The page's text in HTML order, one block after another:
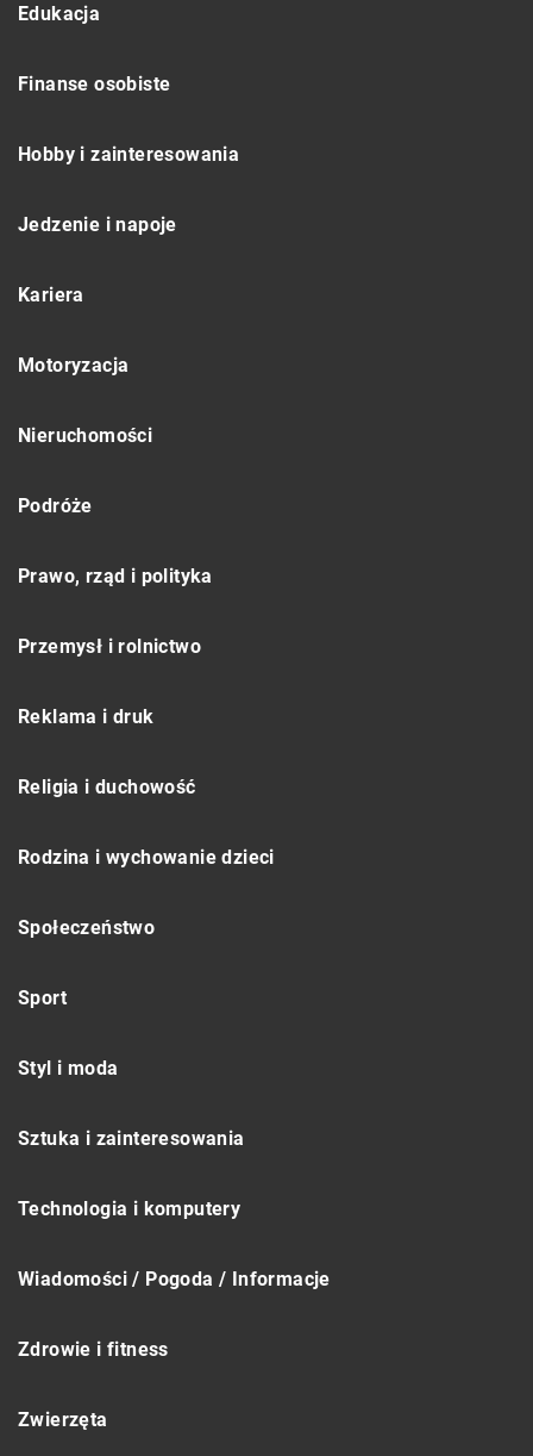
Edukacja
Finanse osobiste
Hobby i zainteresowania
Jedzenie i napoje
Kariera
Motoryzacja
Nieruchomości
Podróże
Prawo, rząd i polityka
Przemysł i rolnictwo
Reklama i druk
Religia i duchowość
Rodzina i wychowanie dzieci
Społeczeństwo
Sport
Styl i moda
Sztuka i zainteresowania
Technologia i komputery
Wiadomości / Pogoda / Informacje
Zdrowie i fitness
Zwierzęta